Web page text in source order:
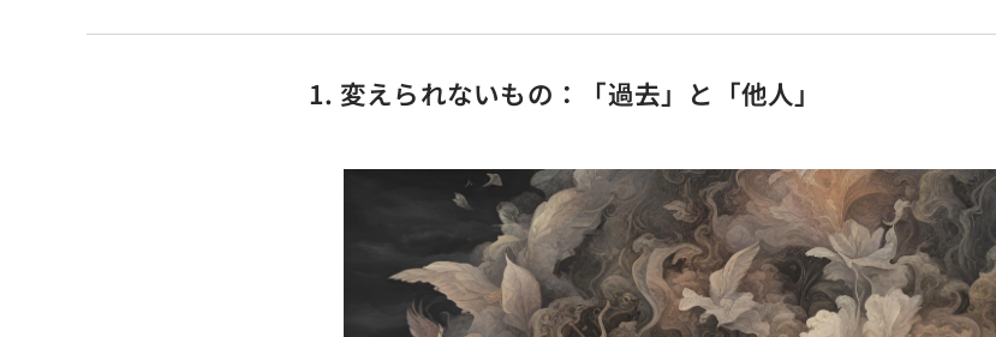
1. 変えられないもの：「過去」と「他人」